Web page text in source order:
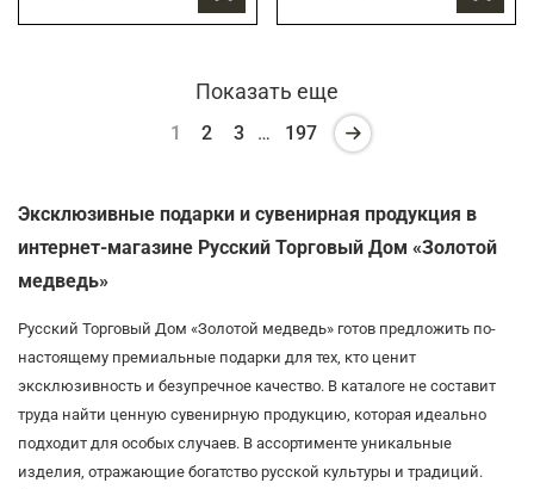
Показать еще
1 2 3 … 197
Эксклюзивные подарки и сувенирная продукция в
интернет-магазине Русский Торговый Дом «Золотой
медведь»
Русский Торговый Дом «Золотой медведь» готов предложить по-
настоящему премиальные подарки для тех, кто ценит
эксклюзивность и безупречное качество. В каталоге не составит
труда найти ценную сувенирную продукцию, которая идеально
подходит для особых случаев. В ассортименте уникальные
изделия, отражающие богатство русской культуры и традиций.